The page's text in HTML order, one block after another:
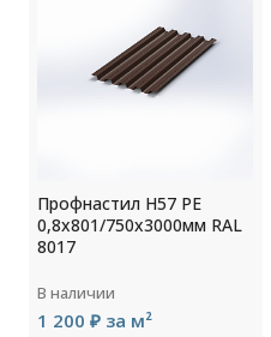
Профнастил Н57 РЕ
0,8х801/750х3000мм RAL
8017
В наличии
1 200 ₽ за м²